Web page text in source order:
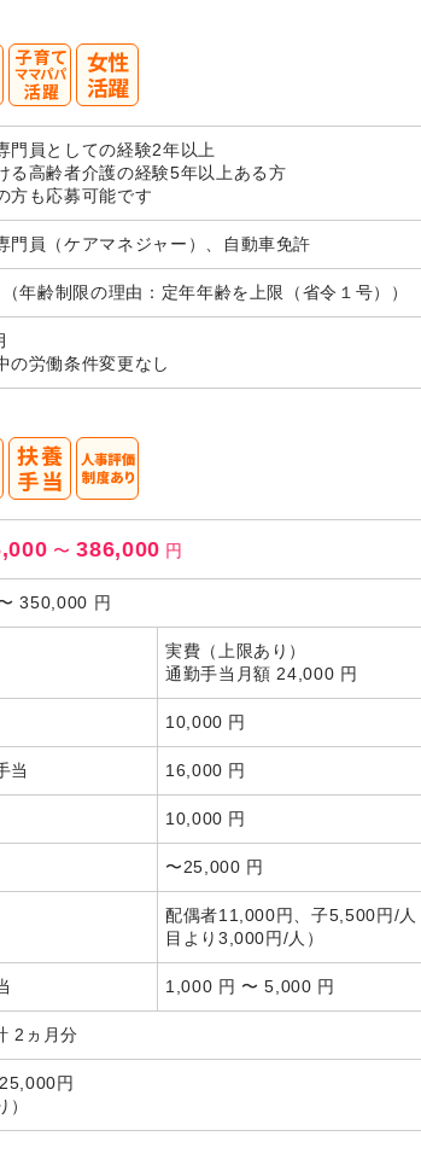
門員としての経験2年以上
る高齢者介護の経験5年以上ある方
方も応募可能です
門員（ケアマネジャー）、自動車免許
年齢制限の理由：定年年齢を上限（省令１号））
の労働条件変更なし
〜 386,000 円
350,000 円
実費（上限あり）
通勤手当月額 24,000 円
10,000 円
当 16,000 円
10,000 円
〜25,000 円
配偶者11,000円、子5,500円/人
目より3,000円/人）
1,000 円 〜 5,000 円
2ヵ月分
円
）